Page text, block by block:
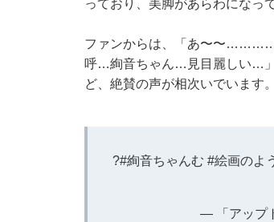
っており、美脚があらわになっ
ファンからは、「あ〜〜
呼…絢音ちゃん…見目麗しい…」
ど、絶賛の声が相次いでいます。
?#絢音ちゃんむ #絵画のよ
— 「アップ